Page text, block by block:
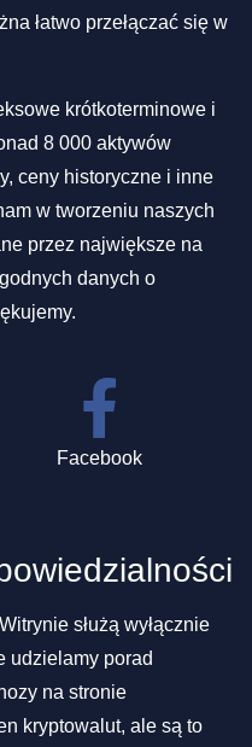
łatwo przełączać się w
krótkoterminowe i
8 000 aktywów
ceny historyczne i inne
w tworzeniu naszych
przez największe na
danych o
Facebook
służą wyłącznie
udzielamy porad
na stronie
kryptowalut, ale są to